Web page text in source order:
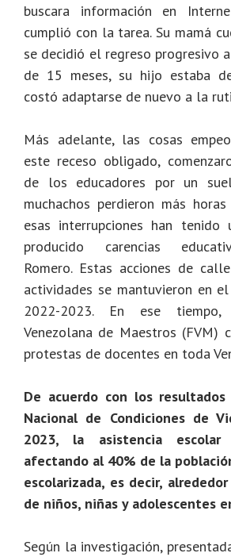
buscara información en
cumplió con la tarea. Su mamá
se decidió el regreso progresivo
de 15 meses, su hijo estaba
costó adaptarse de nuevo a la
Más adelante, las cosas
este receso obligado,
de los educadores por un
muchachos perdieron más
esas interrupciones han tenido
producido carencias
Romero. Estas acciones de
actividades se mantuvieron en
2022-2023. En ese tiempo,
Venezolana de Maestros (FVM)
protestas de docentes en toda
De acuerdo con los
Nacional de Condiciones de
2023, la asistencia
afectando al 40% de la
escolarizada, es decir,
de niños, niñas y adolescentes
Según la investigación,